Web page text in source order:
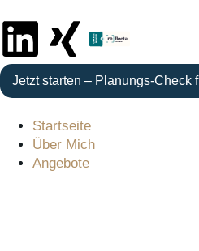
Jetzt starten – Planungs-Check
Startseite
Über Mich
Angebote